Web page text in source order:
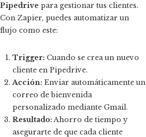
Pipedrive para gestionar tus clientes.
Con Zapier, puedes automatizar un
flujo como este:
Trigger: Cuando se crea un nuevo
cliente en Pipedrive.
Acción: Enviar automáticamente un
correo de bienvenida
personalizado mediante Gmail.
Resultado:Ahorro de tiempo y
asegurarte de que cada cliente